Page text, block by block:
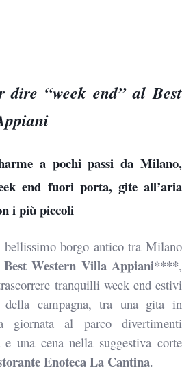
dire “week end” al Best
a pochi passi da Milano,
end fuori porta, gite all’aria
i più piccoli
bellissimo borgo antico tra Milano
Best Western Villa Appiani****,
tranquilli week end estivi
campagna, tra una gita in
giornata al parco divertimenti
una cena nella suggestiva corte
Enoteca La Cantina.